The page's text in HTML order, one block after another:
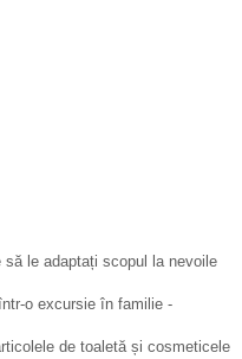
le adaptați scopul la nevoile
o excursie în familie -
de toaletă și cosmeticele